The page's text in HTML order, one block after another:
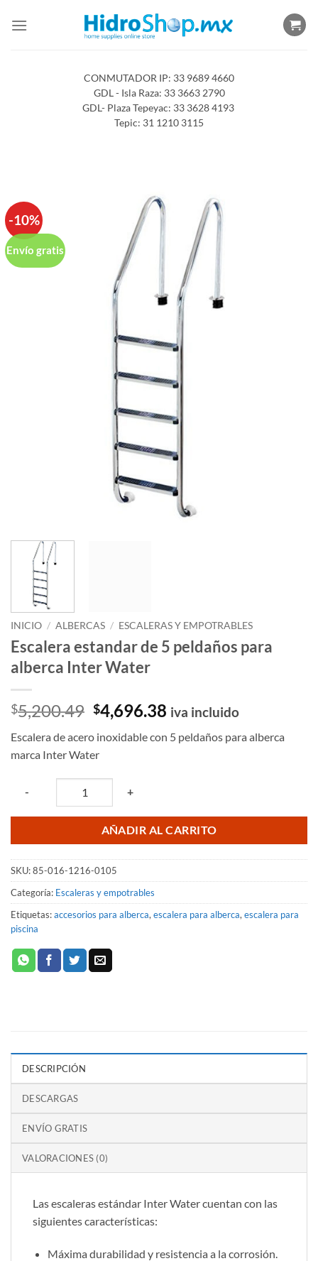
CONMUTADOR IP: 33 9689 4660
GDL - Isla Raza: 33 3663 2790
GDL- Plaza Tepeyac: 33 3628 4193
Tepic: 31 1210 3115
-10%
Envío gratis
INICIO / ALBERCAS / ESCALERAS Y EMPOTRABLES
Escalera estandar de 5 peldaños para
alberca Inter Water
$5,200.49 El
precio
original
era:
$5,200.49.
$4,696.38 El
actual
iva incluido
Escalera de acero inoxidable con 5 peldaños para alberca
marca Inter Water
- +
AÑADIR AL CARRITO
SKU:85-016-1216-0105
Categoría: Escaleras y empotrables
Etiquetas:accesorios para alberca, escalera para alberca, escalera para
piscina
DESCRIPCIÓN
DESCARGAS
ENVÍO GRATIS
VALORACIONES (0)
Las escaleras estándar Inter Water cuentan con las
siguientes características:
Máxima durabilidad y resistencia a la corrosión.